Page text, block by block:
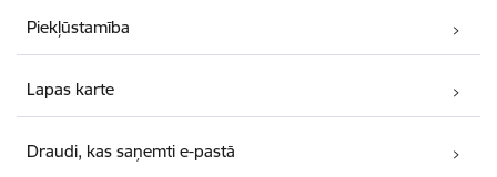
Piekļūstamība
Lapas karte
Draudi, kas saņemti e-pastā